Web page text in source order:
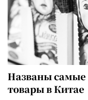
Названы самые
товары в Китае